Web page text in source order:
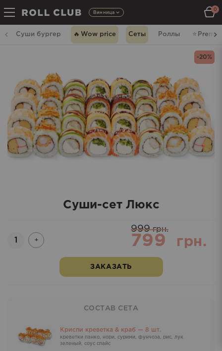
Винница
0
Суши бургер 🔥 Wow price Сеты Роллы ⭐️
-20%
Суши-сет Люкс
Количество
+
999грн.
799 грн.
ЗАКАЗАТЬ
СОСТАВ СЕТА
Криспи креветка & краб — 8 шт.
креветки панко, нори, сурими, фунчоза, рис, лук
зеленый, соус спайс